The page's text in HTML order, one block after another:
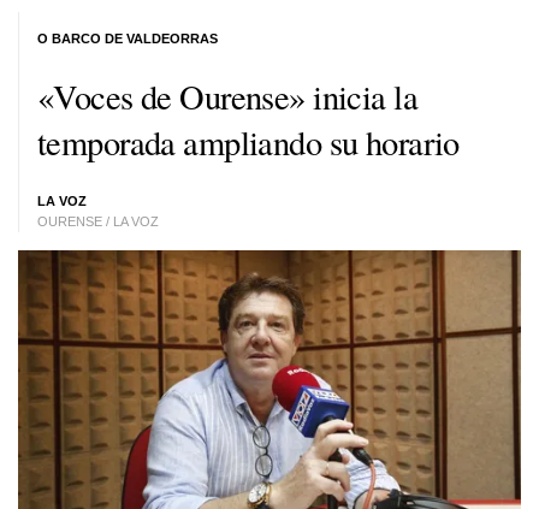
«Voces de Ourense» inicia la
temporada ampliando su horario
LA VOZ
OURENSE / LA VOZ
O BARCO DE VALDEORRAS